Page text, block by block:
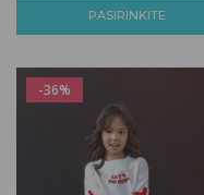
PASIRINKITE
-36%